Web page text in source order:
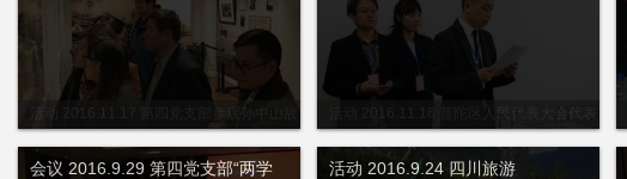
活动 2016.11.17 第四党支部参观孙中山故
活动 2016.11.16 普陀区人民代表大会代表
会议 2016.9.29 第四党支部“两学
活动 2016.9.24 四川旅游